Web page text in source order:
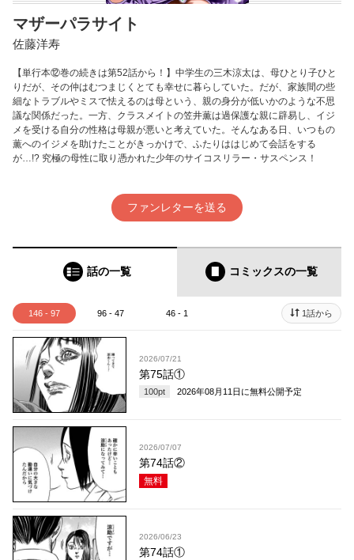
マザーパラサイト
佐藤洋寿
【単行本⑫巻の続きは第52話から！】中学生の三木涼太は、母ひとり子ひと
りだが、その仲はむつまじくとても幸せに暮らしていた。だが、家族間の些
細なトラブルやミスで怯えるのは母という、親の身分が低いかのような不思
議な関係だった。一方、クラスメイトの笠井薫は過保護な親に辟易し、イジ
メを受ける自分の性格は母親が悪いと考えていた。そんなある日、いつもの
薫へのイジメを助けたことがきっかけで、ふたりははじめて会話をする
が…!? 究極の母性に取り憑かれた少年のサイコスリラー・サスペンス！
ファンレターを送る
話の一覧 コミックスの一覧
146 - 97 96 - 47 46 - 1 1話から
2026/07/21
第75話①
100pt 2026年08月11日 に無料公開予定
2026/07/07
第74話②
無料
2026/06/23
第74話①